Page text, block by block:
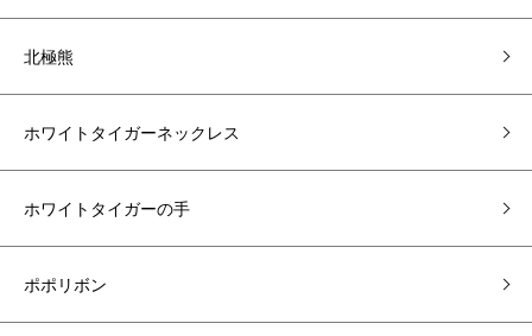
北極熊
ホワイトタイガーネックレス
ホワイトタイガーの手
ポポリボン